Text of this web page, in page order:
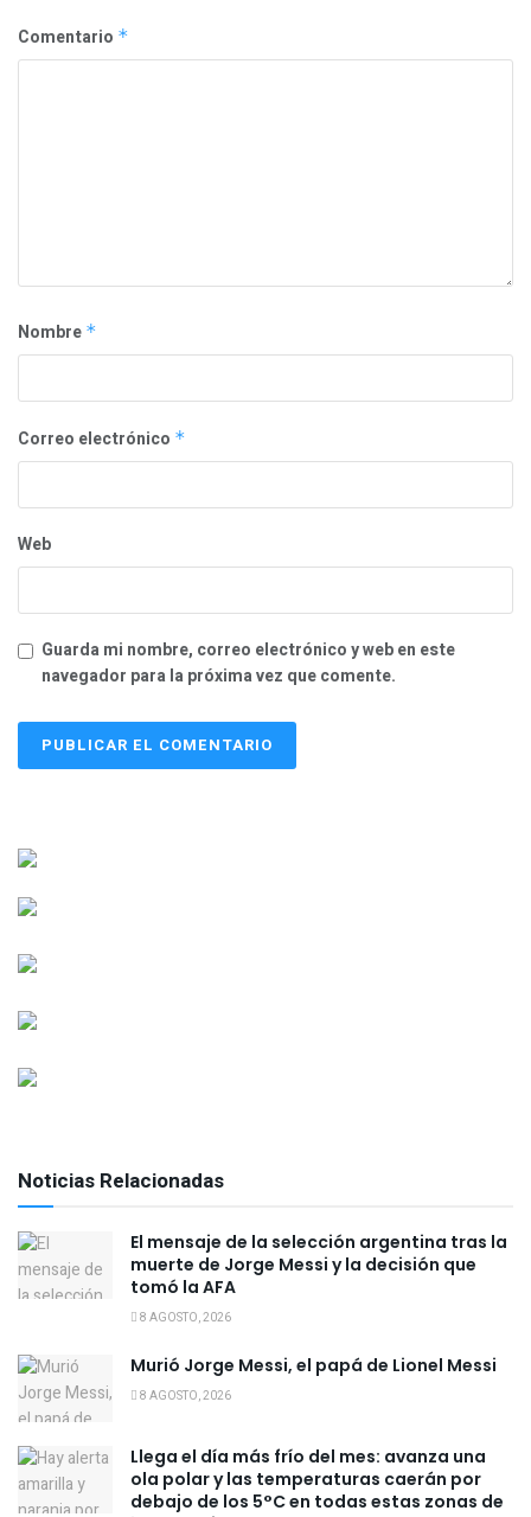
Comentario *
Nombre *
Correo electrónico *
Web
Guarda mi nombre, correo electrónico y web en este
navegador para la próxima vez que comente.
Noticias Relacionadas
El mensaje de la selección argentina tras la
muerte de Jorge Messi y la decisión que
tomó la AFA
8 AGOSTO, 2026
Murió Jorge Messi, el papá de Lionel Messi
8 AGOSTO, 2026
Llega el día más frío del mes: avanza una
ola polar y las temperaturas caerán por
debajo de los 5°C en todas estas zonas de